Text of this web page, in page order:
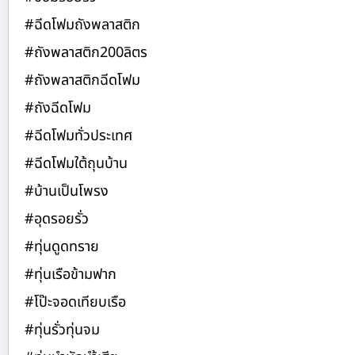
#ฉีดโฟมถังพลาสติก
#ถังพลาสติก200ลิตร
#ถังพลาสติกฉีดโฟม
#ถังฉีดโฟม
#ฉีดโฟมทั่วประเทศ
#ฉีดโฟมใต้ถุนบ้าน
#บ้านเป็นโพรง
#อุดรอยรั่ว
#ทุ่นดูดทราย
#ทุ่นเรือข้ามฟาก
#โป๊ะจอดเทียบเรือ
#ทุ่นรั่วทุ่นจม